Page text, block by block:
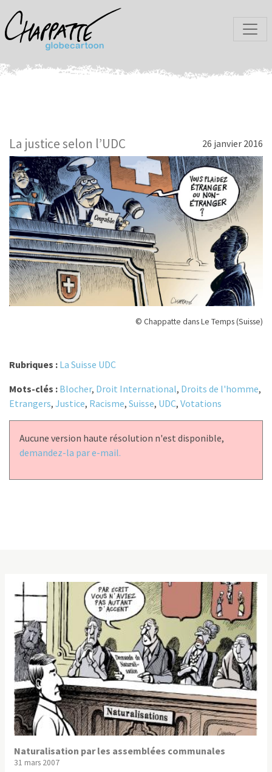
La justice selon l’UDC 26 janvier 2016
© Chappatte dans Le Temps (Suisse)
Rubriques : La Suisse UDC
Mots-clés : Blocher, Droit International, Droits de l'homme,
Etrangers, Justice, Racisme, Suisse, UDC, Votations
Aucune version haute résolution n'est disponible,
demandez-la par e-mail.
Naturalisation par les assemblées communales
31 mars 2007